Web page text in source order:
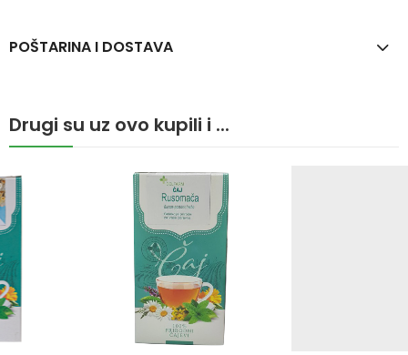
POŠTARINA I DOSTAVA
Drugi su uz ovo kupili i ...